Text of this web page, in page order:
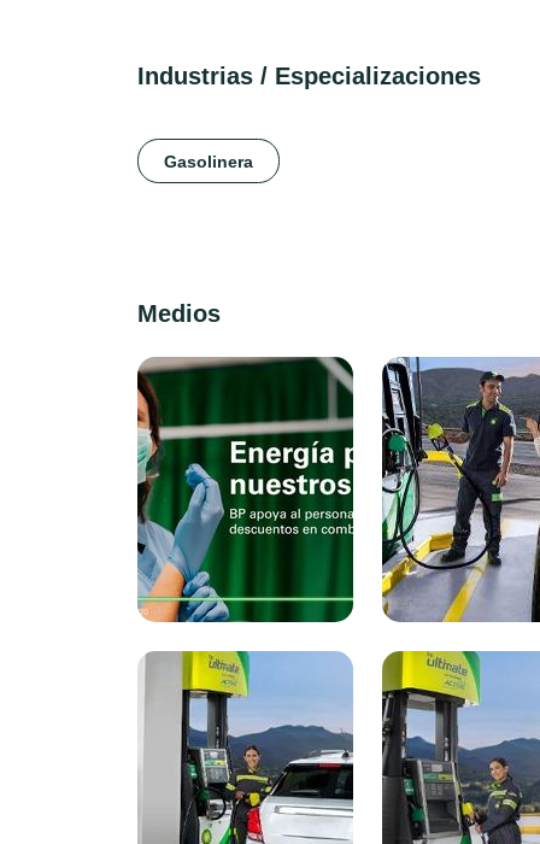
Industrias / Especializaciones
Gasolinera
Medios